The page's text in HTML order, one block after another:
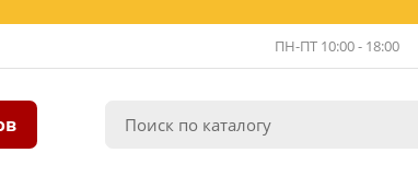
ПН-ПТ 10:00 - 18:00